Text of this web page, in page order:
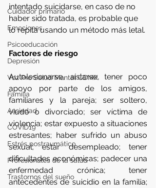
Cuidador primario
Emociones
Psicoeducación
Depresión
Voz Pro Salud Mental CDMX
Familia
Ansiedad
COVID19
Estrés postraumático
Profesionales de la salud
Trastornos del sueño
intentado suicidarse, en caso de no
haber sido tratada, es probable que
lo repita usando un método más letal.
Factores de riesgo
Autolesionarse, aislarse, tener poco
apoyo por parte de los amigos,
familiares y la pareja; ser soltero,
viudo o divorciado; ser víctima de
violencia; estar expuesto a situaciones
estresantes; haber sufrido un abuso
sexual; estar desempleado; tener
dificultades económicas; padecer una
enfermedad crónica; tener
antecedentes de suicidio en la familia;